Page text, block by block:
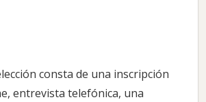
consta de una inscripción
entrevista telefónica, una